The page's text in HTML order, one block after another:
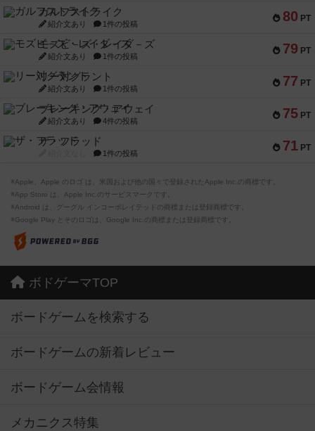
80 PT
ガルフストライク
紹介文あり 1件の投稿
79 PT
モズビ－ズ・レイダ－ズ
紹介文あり 1件の投稿
77 PT
リー対グラント
紹介文あり 1件の投稿
75 PT
ブレーキング・アウェイ
紹介文あり 4件の投稿
71 PT
ザ・フラッド
1件の投稿
※Apple、Apple のロゴ は、米国および他の国々で登録されたApple Inc.の商標です。
※App Store は、Apple Inc.のサービスマークです。
※Android は、グーグル インコーポレイテッドの商標または登録商標です。
※Google Play とそのロゴは、Google Inc.の商標または登録商標です。
ボドゲーマTOP
ボードゲームを検索する
ボードゲームの新着レビュー
ボードゲーム会情報
メカニクス特集